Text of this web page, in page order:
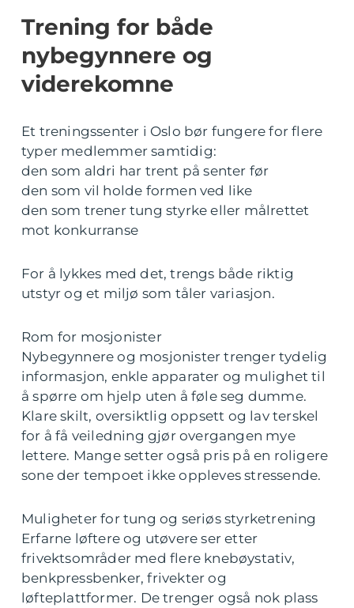
Trening for både
nybegynnere og
viderekomne
Et treningssenter i Oslo bør fungere for flere
typer medlemmer samtidig:
den som aldri har trent på senter før
den som vil holde formen ved like
den som trener tung styrke eller målrettet
mot konkurranse
For å lykkes med det, trengs både riktig
utstyr og et miljø som tåler variasjon.
Rom for mosjonister
Nybegynnere og mosjonister trenger tydelig
informasjon, enkle apparater og mulighet til
å spørre om hjelp uten å føle seg dumme.
Klare skilt, oversiktlig oppsett og lav terskel
for å få veiledning gjør overgangen mye
lettere. Mange setter også pris på en roligere
sone der tempoet ikke oppleves stressende.
Muligheter for tung og seriøs styrketrening
Erfarne løftere og utøvere ser etter
frivektsområder med flere knebøystativ,
benkpressbenker, frivekter og
løfteplattformer. De trenger også nok plass